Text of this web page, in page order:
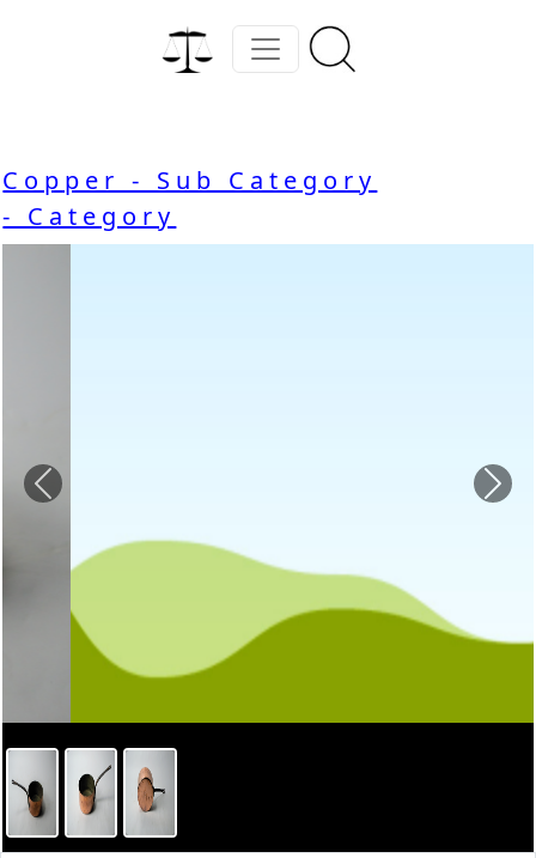
Copper - Sub Category
- Category
Previous